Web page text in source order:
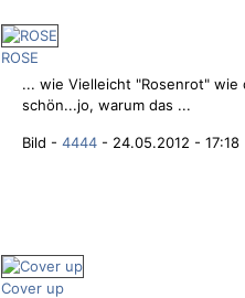
ROSE
... wie Vielleicht "Rosenrot" wie
schön...jo, warum das ...
Bild - 4444 - 24.05.2012 - 17:18
Cover up